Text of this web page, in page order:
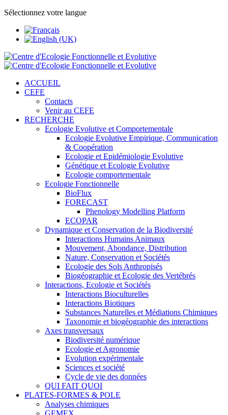
Sélectionnez votre langue
ACCUEIL
CEFE
Contacts
Venir au CEFE
RECHERCHE
Ecologie Evolutive et Comportementale
Ecologie Evolutive Empirique, Communication
& Coopération
Ecologie et Epidémiologie Evolutive
Génétique et Ecologie Evolutive
Ecologie comportementale
Ecologie Fonctionnelle
BioFlux
FORECAST
Phenology Modelling Platform
ECOPAR
Dynamique et Conservation de la Biodiversité
Interactions Humains Animaux
Mouvement, Abondance, Distribution
Nature, Conservation et Sociétés
Ecologie des Sols Anthropisés
Biogéographie et Ecologie des Vertébrés
Interactions, Ecologie et Sociétés
Interactions Bioculturelles
Interactions Biotiques
Substances Naturelles et Médiations Chimiques
Taxonomie et biogéographie des interactions
Axes transversaux
Biodiversité numérique
Ecologie et Agronomie
Evolution expérimentale
Sciences et société
Cycle de vie des données
QUI FAIT QUOI
PLATES-FORMES & POLE
Analyses chimiques
GEMEX